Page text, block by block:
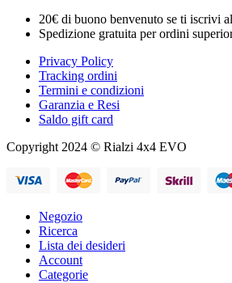
20€ di buono benvenuto se ti iscrivi
Spedizione gratuita per ordini
Privacy Policy
Tracking ordini
Termini e condizioni
Garanzia e Resi
Saldo gift card
Copyright 2024 © Rialzi 4x4 EVO
Negozio
Ricerca
Lista dei desideri
Account
Categorie